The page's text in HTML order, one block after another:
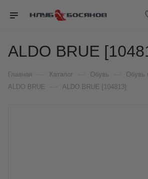
ALDO BRUE
Главная Каталог Обувь Обувь
ALDO BRUE ALDO BRUE [104813]